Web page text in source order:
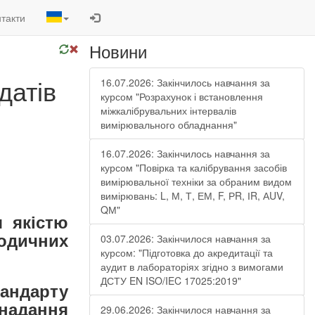
якістю
Новини
16.07.2026: Закінчилось навчання за
курсом "Розрахунок і встановлення
міжкалібрувальних інтервалів
вимірювального обладнання"
16.07.2026: Закінчилось навчання за
курсом "Повірка та калібрування засобів
вимірювальної техніки за обраним видом
вимірювань: L, М, Т, ЕМ, F, РR, ІR, АUV,
QМ"
03.07.2026: Закінчилося навчання за
курсом: "Підготовка до акредитації та
аудит в лабораторіях згідно з вимогами
ДСТУ EN ISO/IEC 17025:2019"
29.06.2026: Закінчилося навчання за